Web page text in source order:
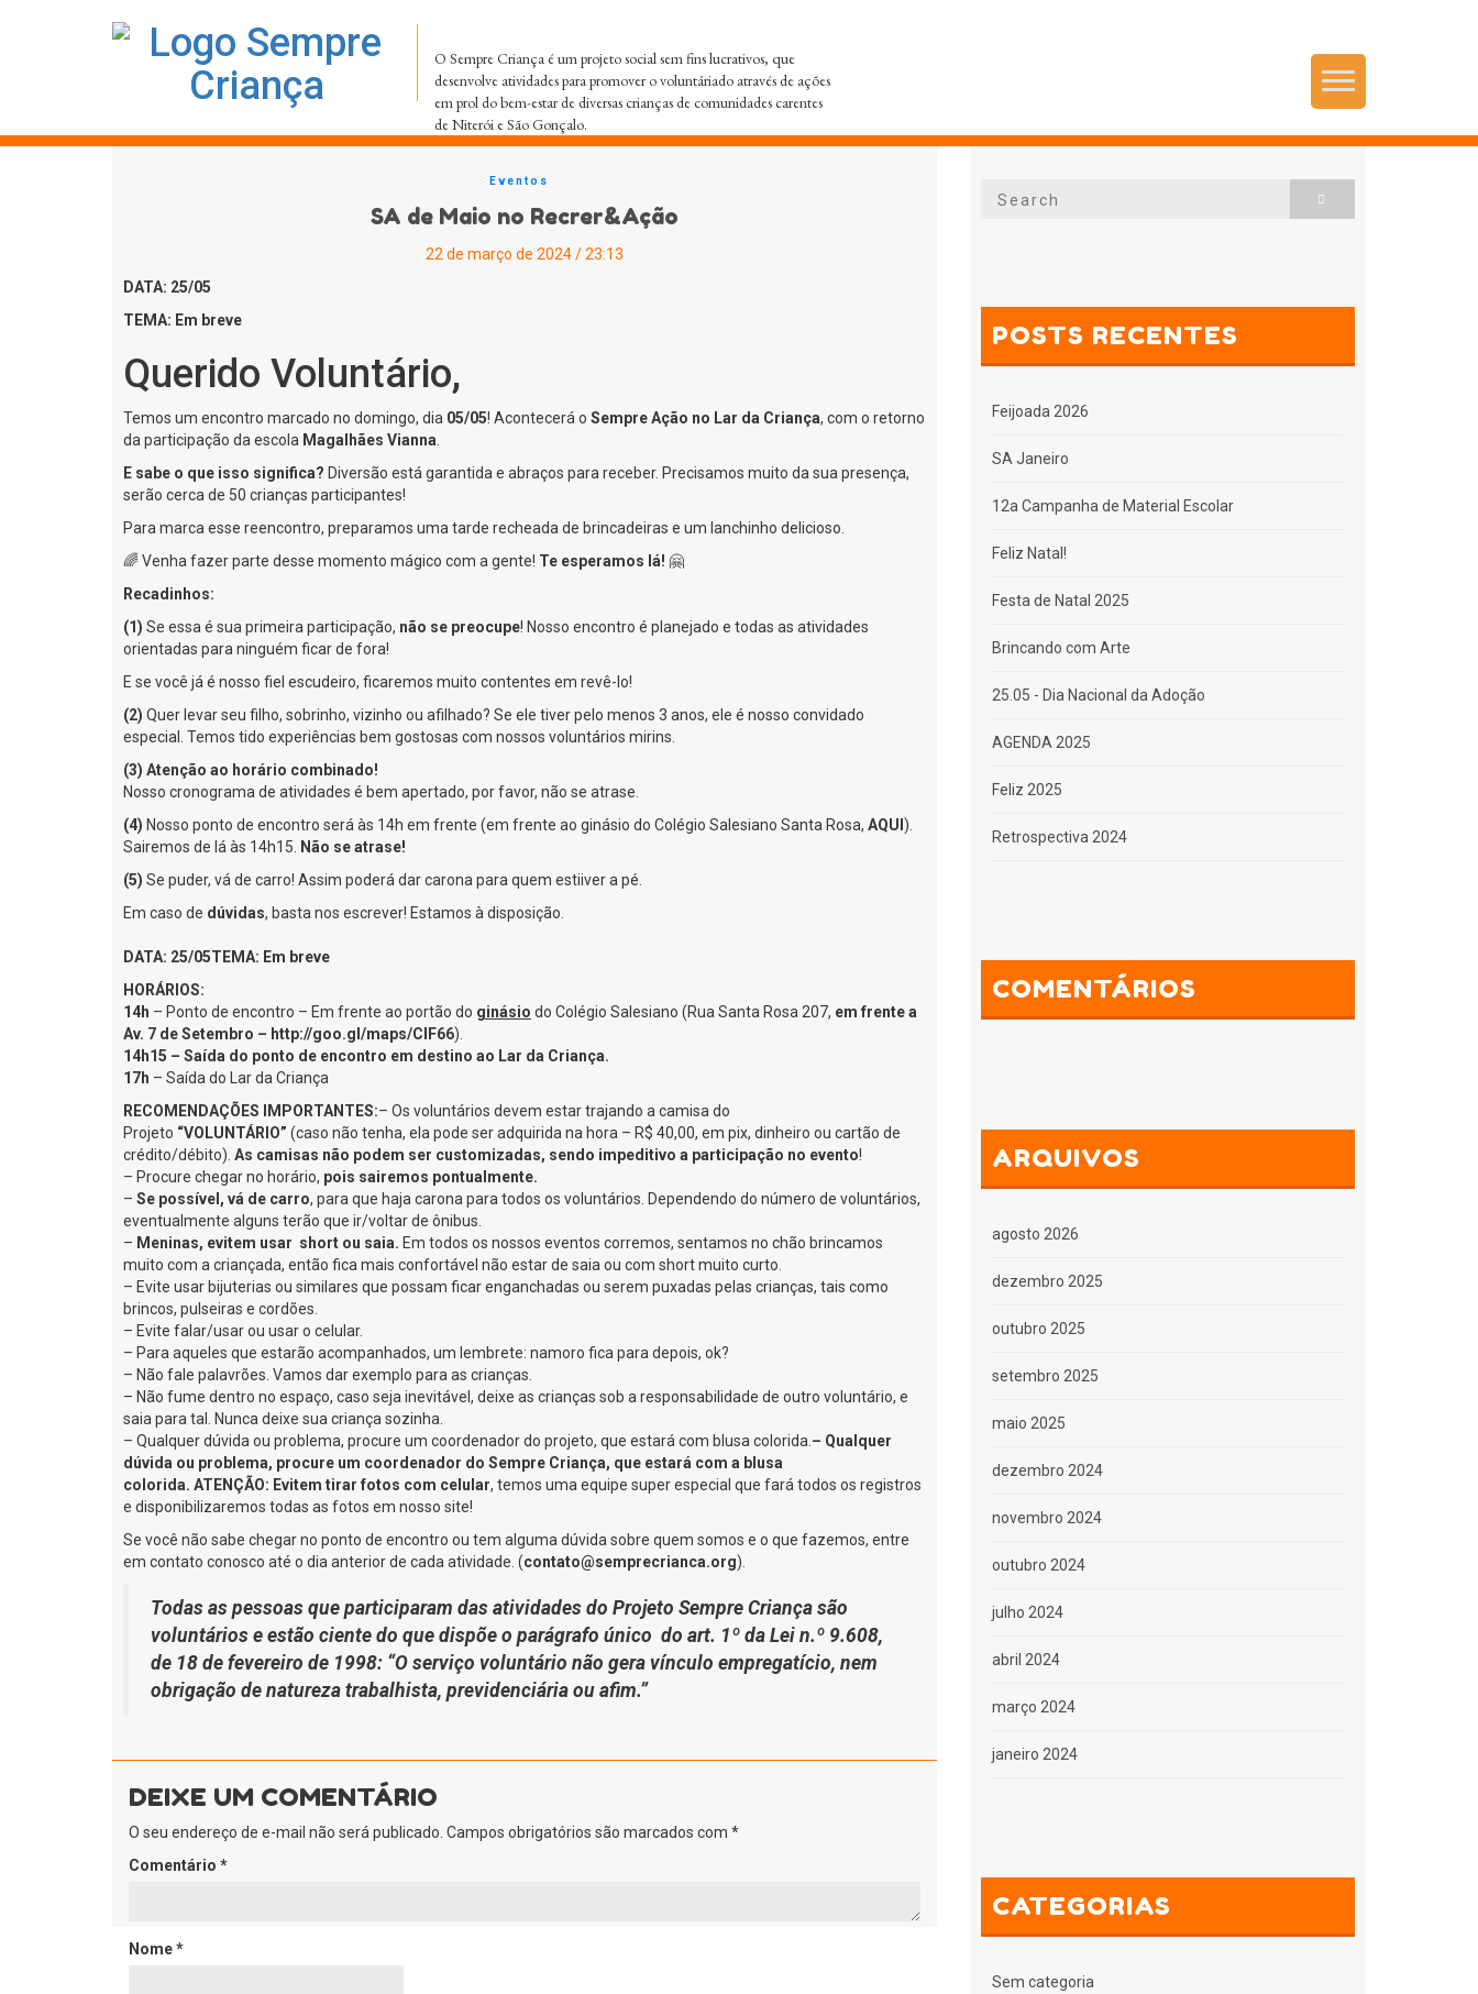
O Sempre Criança é um projeto social sem fins lucrativos, que
desenvolve atividades para promover o voluntáriado através de ações
em prol do bem-estar de diversas crianças de comunidades carentes
de Niterói e São Gonçalo.
Eventos
SA de Maio no Recrer&Ação
22 de março de 2024 / 23:13
DATA: 25/05
TEMA: Em breve
Querido Voluntário,
Temos um encontro marcado no domingo, dia 05/05! Acontecerá o Sempre Ação no Lar da Criança, com o retorno
da participação da escola Magalhães Vianna
E sabe o que isso significa? Diversão está garantida e abraços para receber. Precisamos muito da sua presença,
serão cerca de 50 crianças participantes!
Para marca esse reencontro, preparamos uma tarde recheada de brincadeiras e um lanchinho delicioso.
🌈 Venha fazer parte desse momento mágico com a gente! Te esperamos lá! 🤗
Recadinhos:
(1) Se essa é sua primeira participação, não se preocupe! Nosso encontro é planejado e todas as atividades
orientadas para ninguém ficar de fora!
E se você já é nosso fiel escudeiro, ficaremos muito contentes em revê-lo!
(2) Quer levar seu filho, sobrinho, vizinho ou afilhado? Se ele tiver pelo menos 3 anos, ele é nosso convidado
especial. Temos tido experiências bem gostosas com nossos voluntários mirins.
(3) Atenção ao horário combinado!
Nosso cronograma de atividades é bem apertado, por favor, não se atrase.
(4) Nosso ponto de encontro será às 14h em frente (em frente ao ginásio do Colégio Salesiano Santa Rosa, AQUI ).
Sairemos de lá às 14h15.
Não se atrase!
(5) Se puder, vá de carro! Assim poderá dar carona para quem estiiver a pé.
Em caso de dúvidas, basta nos escrever! Estamos à disposição.
DATA: 25/05TEMA: Em breve
HORÁRIOS:
14h – Ponto de encontro – Em frente ao portão do ginásio do Colégio Salesiano (Rua Santa Rosa 207, em frente a
Av. 7 de Setembro – http://goo.gl/maps/CIF66).
14h15 – Saída do ponto de encontro em destino ao Lar da Criança.
17h – Saída do Lar da Criança
RECOMENDAÇÕES IMPORTANTES:– Os voluntários devem estar trajando a camisa do
Projeto “VOLUNTÁRIO” (caso não tenha, ela pode ser adquirida na hora – R$ 40,00, em pix, dinheiro ou cartão de
crédito/débito). As camisas não podem ser customizadas, sendo impeditivo a participação no evento!
– Procure chegar no horário, pois sairemos pontualmente.
– Se possível, vá de carro, para que haja carona para todos os voluntários. Dependendo do número de voluntários,
eventualmente alguns terão que ir/voltar de ônibus.
– Meninas, evitem usar short ou saia. Em todos os nossos eventos corremos, sentamos no chão brincamos
muito com a criançada, então fica mais confortável não estar de saia ou com short muito curto.
– Evite usar bijuterias ou similares que possam ficar enganchadas ou serem puxadas pelas crianças, tais como
brincos, pulseiras e cordões.
– Evite falar/usar ou usar o celular.
– Para aqueles que estarão acompanhados, um lembrete: namoro fica para depois, ok?
– Não fale palavrões. Vamos dar exemplo para as crianças.
– Não fume dentro no espaço, caso seja inevitável, deixe as crianças sob a responsabilidade de outro voluntário, e
saia para tal. Nunca deixe sua criança sozinha.
– Qualquer dúvida ou problema, procure um coordenador do projeto, que estará com blusa colorida. – Qualquer
dúvida ou problema, procure um coordenador do Sempre Criança, que estará com a blusa
colorida. ATENÇÃO: Evitem tirar fotos com celular, temos uma equipe super especial que fará todos os registros
e disponibilizaremos todas as fotos em nosso site!
Se você não sabe chegar no ponto de encontro ou tem alguma dúvida sobre quem somos e o que fazemos, entre
em contato conosco até o dia anterior de cada atividade. (contato@semprecrianca.org).
Todas as pessoas que participaram das atividades do Projeto Sempre Criança são
voluntários e estão ciente do que dispõe o parágrafo único do art. 1º da Lei n.º 9.608,
de 18 de fevereiro de 1998: “O serviço voluntário não gera vínculo empregatício, nem
obrigação de natureza trabalhista, previdenciária ou afim.”
DEIXE UM COMENTÁRIO
O seu endereço de e-mail não será publicado. Campos obrigatórios são marcados com *
Comentário *
Nome*
for:
POSTS RECENTES
Feijoada 2026
SA Janeiro
12a Campanha de Material Escolar
Feliz Natal!
Festa de Natal 2025
Brincando com Arte
25.05 - Dia Nacional da Adoção
AGENDA 2025
Feliz 2025
Retrospectiva 2024
COMENTÁRIOS
ARQUIVOS
agosto 2026
dezembro 2025
outubro 2025
setembro 2025
maio 2025
dezembro 2024
novembro 2024
outubro 2024
julho 2024
abril 2024
março 2024
janeiro 2024
CATEGORIAS
Sem categoria